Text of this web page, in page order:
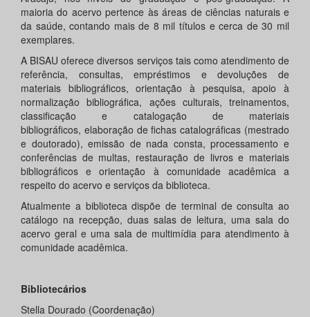
maioria do acervo pertence às áreas de ciências naturais e
da saúde, contando mais de 8 mil títulos e cerca de 30 mil
exemplares.
A BISAU oferece diversos serviços tais como atendimento de
referência, consultas, empréstimos e devoluções de
materiais bibliográficos, orientação à pesquisa, apoio à
normalização bibliográfica, ações culturais, treinamentos,
classificação e catalogação de materiais
bibliográficos, elaboração de fichas catalográficas (mestrado
e doutorado), emissão de nada consta, processamento e
conferências de multas, restauração de livros e materiais
bibliográficos e orientação à comunidade acadêmica a
respeito do acervo e serviços da biblioteca.
Atualmente a biblioteca dispõe de terminal de consulta ao
catálogo na recepção, duas salas de leitura, uma sala do
acervo geral e uma sala de multimídia para atendimento à
comunidade acadêmica.
Bibliotecários
Stella Dourado (Coordenação)